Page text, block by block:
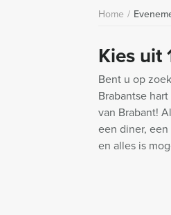
Home /
Kies uit
Bent u op
Brabantse
van Brabant!
een diner,
en alles is